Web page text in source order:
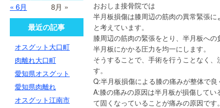
おおしま接骨院では
半月板損傷は膝周辺の筋肉の異常緊張
と考えています。
膝周辺の筋肉の緊張をとり、半月板へ
半月板にかかる圧力を均一にします。
そうすることで、手術を行うことなく
す。
Q:半月板損傷による膝の痛みが整体で
A:膝の痛みの原因は半月板が損傷して
て固くなっていることが痛みの原因で
« 6月 8月 »
最近の記事
オスグット大口町
肉離れ大口町
愛知県オスグット
愛知県肉離れ
オスグット江南市